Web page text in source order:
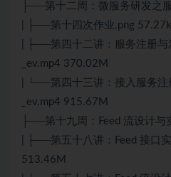
├──第十二周：微服务研发之
| ├──第十四次作业.png
| ├──第四十二讲：服务注册与
_ev.mp4 370.02M
| └──第四十三讲：接入服务
_ev.mp4 915.67M
├──第十九周：Feed 流设计与
| ├──第五十八讲：Feed 接口
513.46M